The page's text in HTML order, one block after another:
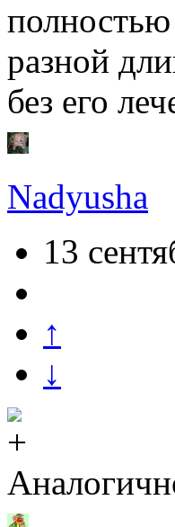
полностью
разной
без его
Nadyusha
13
↑
↓